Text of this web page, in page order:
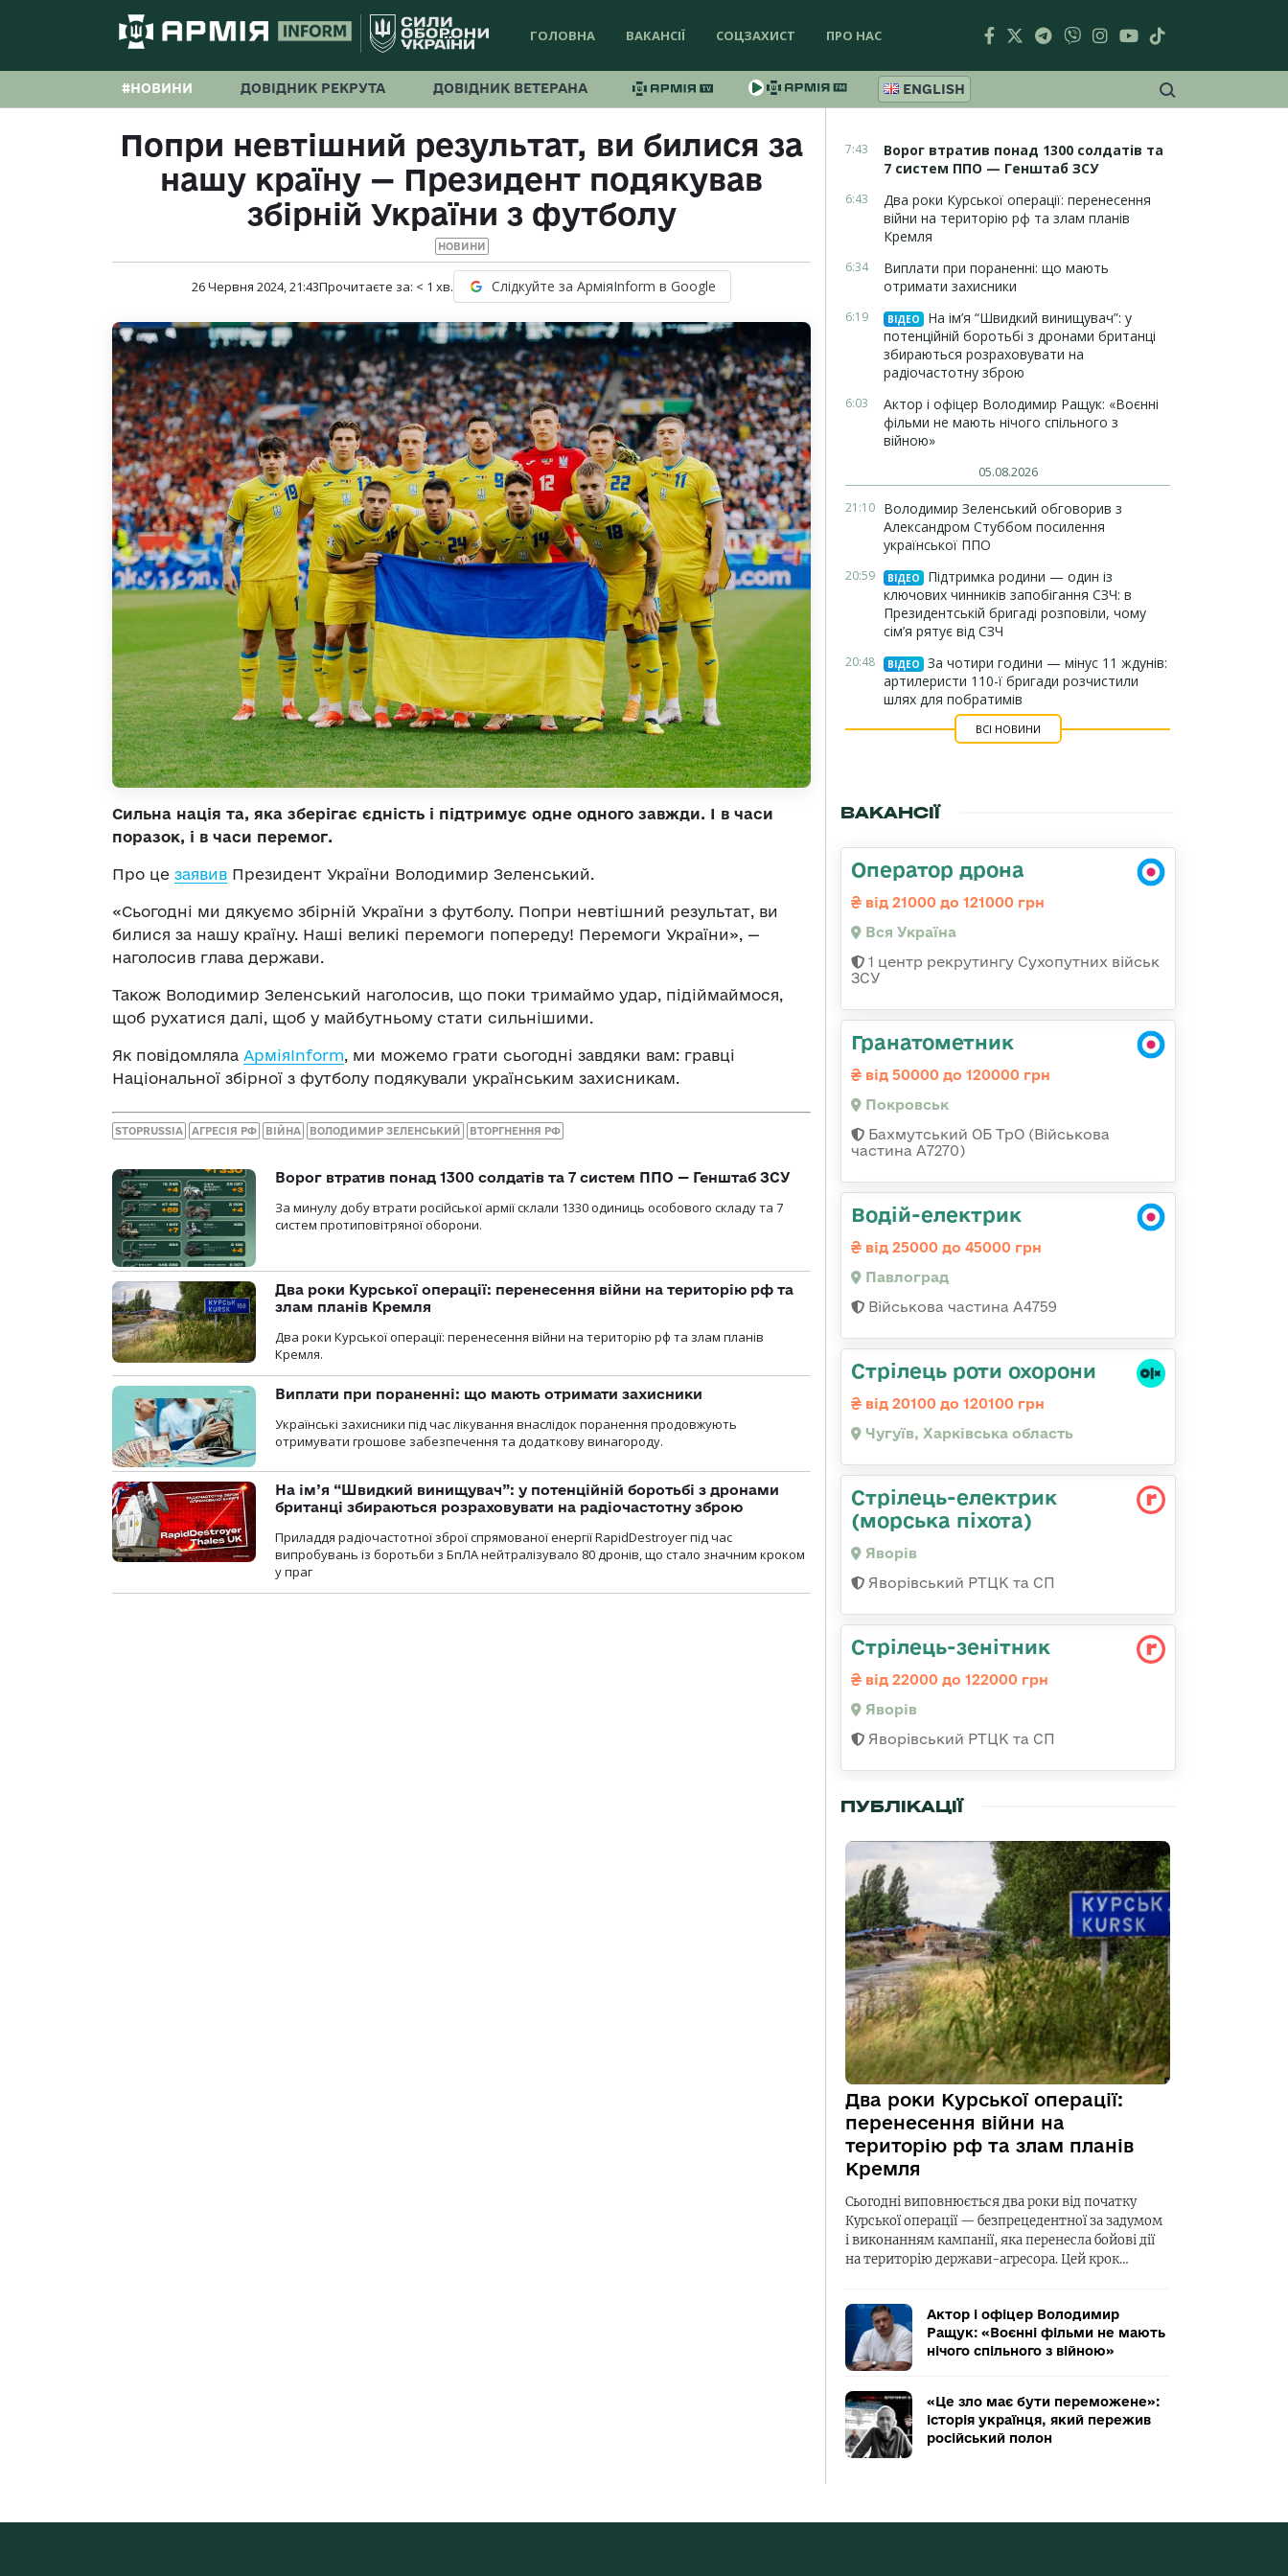
ГОЛОВНА ВАКАНСІЇ СОЦЗАХИСТ ПРО НАС
#НОВИНИ ДОВІДНИК РЕКРУТА ДОВІДНИК ВЕТЕРАНА ENGLISH
Попри невтішний результат, ви билися за
нашу країну — Президент подякував
збірній України з футболу
НОВИНИ
26 Червня 2024, 21:43Прочитаєте за: < 1 хв. Слідкуйте за АрміяInform в Google
Сильна нація та, яка зберігає єдність і підтримує одне одного завжди. І в часи
поразок, і в часи перемог.
Про це заявив Президент України Володимир Зеленський.
«Сьогодні ми дякуємо збірній України з футболу. Попри невтішний результат, ви
билися за нашу країну. Наші великі перемоги попереду! Перемоги України», —
наголосив глава держави.
Також Володимир Зеленський наголосив, що поки тримаймо удар, підіймаймося,
щоб рухатися далі, щоб у майбутньому стати сильнішими.
Як повідомляла АрміяInform, ми можемо грати сьогодні завдяки вам: гравці
Національної збірної з футболу подякували українським захисникам.
STOPRUSSIA АГРЕСІЯ РФ ВІЙНА ВОЛОДИМИР ЗЕЛЕНСЬКИЙ ВТОРГНЕННЯ РФ
Ворог втратив понад 1300 солдатів та 7 систем ППО — Генштаб ЗСУ
За минулу добу втрати російської армії склали 1330 одиниць особового складу та 7
систем протиповітряної оборони.
Два роки Курської операції: перенесення війни на територію рф та
злам планів Кремля
Два роки Курської операції: перенесення війни на територію рф та злам планів
Кремля.
Виплати при пораненні: що мають отримати захисники
Українські захисники під час лікування внаслідок поранення продовжують
отримувати грошове забезпечення та додаткову винагороду.
На ім’я “Швидкий винищувач”: у потенційній боротьбі з дронами
британці збираються розраховувати на радіочастотну зброю
Приладдя радіочастотної зброї спрямованої енергії RapidDestroyer під час
випробувань із боротьби з БпЛА нейтралізувало 80 дронів, що стало значним кроком
у праг
7:43
Ворог втратив понад 1300 солдатів та
7 систем ППО — Генштаб ЗСУ
6:43
Два роки Курської операції: перенесення
війни на територію рф та злам планів
Кремля
6:34
Виплати при пораненні: що мають
отримати захисники
6:19 ВІДЕО
На ім’я “Швидкий винищувач”: у
потенційній боротьбі з дронами британці
збираються розраховувати на
радіочастотну зброю
6:03
Актор і офіцер Володимир Ращук: «Воєнні
фільми не мають нічого спільного з
війною»
05.08.2026
21:10 Володимир Зеленський обговорив з
Александром Стуббом посилення
української ППО
20:59 ВІДЕО
Підтримка родини — один із
ключових чинників запобігання СЗЧ: в
Президентській бригаді розповіли, чому
сім’я рятує від СЗЧ
20:48 ВІДЕО
За чотири години — мінус 11 ждунів:
артилеристи 110-ї бригади розчистили
шлях для побратимів
ВСІ НОВИНИ
ВАКАНСІЇ
Оператор дрона
від 21000 до 121000 грн
Вся Україна
1 центр рекрутингу Сухопутних військ
ЗСУ
Гранатометник
від 50000 до 120000 грн
Покровськ
Бахмутський ОБ ТрО (Військова
частина А7270)
Водій-електрик
від 25000 до 45000 грн
Павлоград
Військова частина А4759
Стрілець роти охорони
від 20100 до 120100 грн
Чугуїв, Харківська область
Стрілець-електрик
(морська піхота)
Яворів
Яворівський РТЦК та СП
Стрілець-зенітник
від 22000 до 122000 грн
Яворів
Яворівський РТЦК та СП
ПУБЛІКАЦІЇ
Два роки Курської операції:
перенесення війни на
територію рф та злам планів
Кремля
Сьогодні виповнюється два роки від початку
Курської операції — безпрецедентної за задумом
і виконанням кампанії, яка перенесла бойові дії
на територію держави-агресора. Цей крок…
Актор і офіцер Володимир
Ращук: «Воєнні фільми не мають
нічого спільного з війною»
«Це зло має бути переможене»:
історія українця, який пережив
російський полон